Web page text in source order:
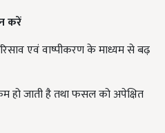
करें
एवं वाष्पीकरण के माध्यम से बढ़
हो जाती है तथा फसल को अपेक्षित